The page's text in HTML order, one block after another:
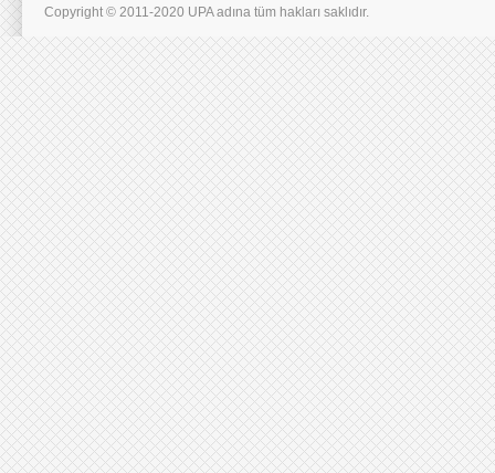
Copyright © 2011-2020 UPA adına tüm hakları saklıdır.